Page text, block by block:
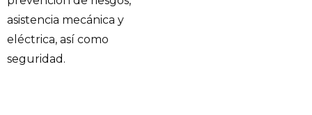
asistencia mecánica y
eléctrica, así como
seguridad.